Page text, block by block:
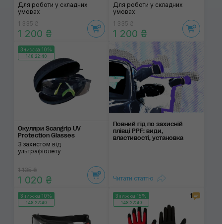
Для роботи у складних
умовах
1 335 ₴
1 200 ₴
Для роботи у складних
умовах
1 335 ₴
1 200 ₴
Знижка 10%
148:22:40
Окуляри Scangrip UV
Protection Glasses
З захистом від
ультрафіолету
1 135 ₴
1 020 ₴
Повний гід по захисній
плівці PPF: види,
властивості, установка
Читати статтю
Знижка 10%
148:22:40
Знижка 15%
148:22:40
1